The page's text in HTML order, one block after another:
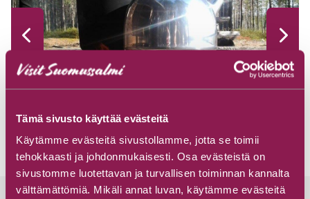
Tämä sivusto käyttää evästeitä
Käytämme evästeitä sivustollamme, jotta se toimii
tehokkaasti ja johdonmukaisesti. Osa evästeistä on
sivustomme luotettavan ja turvallisen toiminnan kannalta
välttämättömiä. Mikäli annat luvan, käytämme evästeitä